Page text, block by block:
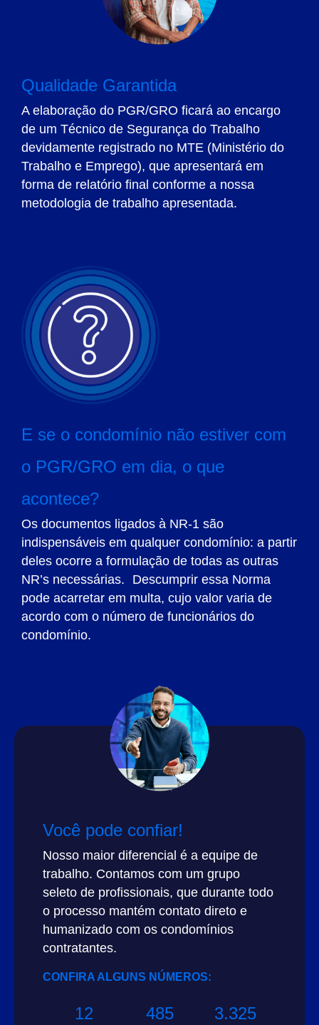
Qualidade Garantida
A elaboração do PGR/GRO ficará ao encargo
de um Técnico de Segurança do Trabalho
devidamente registrado no MTE (Ministério do
Trabalho e Emprego), que apresentará em
forma de relatório final conforme a nossa
metodologia de trabalho apresentada.
E se o condomínio não estiver com
o PGR/GRO em dia, o que
acontece?
Os documentos ligados à NR-1 são
indispensáveis em qualquer condomínio: a partir
deles ocorre a formulação de todas as outras
NR’s necessárias. Descumprir essa Norma
pode acarretar em multa, cujo valor varia de
acordo com o número de funcionários do
condomínio.
Você pode confiar!
Nosso maior diferencial é a equipe de
trabalho. Contamos com um grupo
seleto de profissionais, que durante todo
o processo mantém contato direto e
humanizado com os condomínios
contratantes.
CONFIRA ALGUNS NÚMEROS:
12 485 3.325